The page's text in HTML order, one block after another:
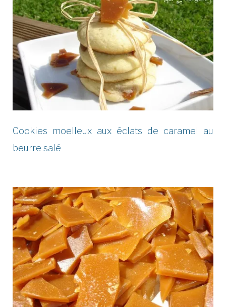
Cookies moelleux aux éclats de caramel au
beurre salé